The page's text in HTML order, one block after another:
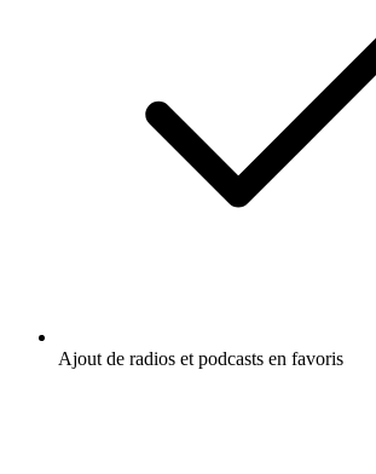
Ajout de radios et podcasts en favoris